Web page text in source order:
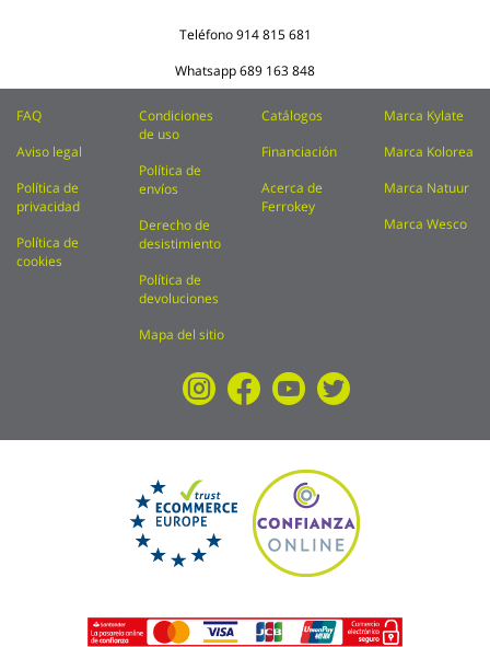
Teléfono914 815 681
Whatsapp689 163 848
FAQ
Aviso legal
Política de
privacidad
Política de
cookies
Condiciones
de uso
Política de
envíos
Derecho de
desistimiento
Política de
devoluciones
Mapa del sitio
Catálogos
Financiación
Acerca de
Ferrokey
Marca Kylate
Marca Kolorea
Marca Natuur
Marca Wesco